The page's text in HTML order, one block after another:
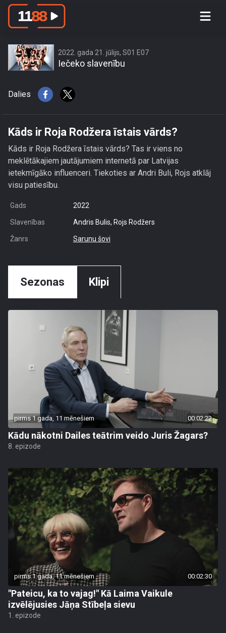
2022. gada 21. jūlijs, S01 E07
Iečeko slavenību
Dalies
Kāds ir Roja Rodžera īstais vārds?
Kāds ir Roja Rodžera īstais vārds? Tas ir viens no
meklētākajiem jautājumiem internetā par Latvijas
ietekmīgāko influenceri. Tiekoties ar Andri Buli, Rojs atklāj
visu patiesību.
Gads 2022
Slavenības Andris Bulis, Rojs Rodžers
Žanrs Sarunu šovi
Sezonas Klipi
pirms 1 gada, 11 mēnešiem 00:02:22
Kādu nākotni Dailes teātrim veido Juris Žagars?
8. epizode
pirms 1 gada, 11 mēnešiem 00:02:30
"Pateicu, ka to vajag!" Kā Laima Vaikule
izvēlējusies Jāņa Stībeļa sievu
1. epizode